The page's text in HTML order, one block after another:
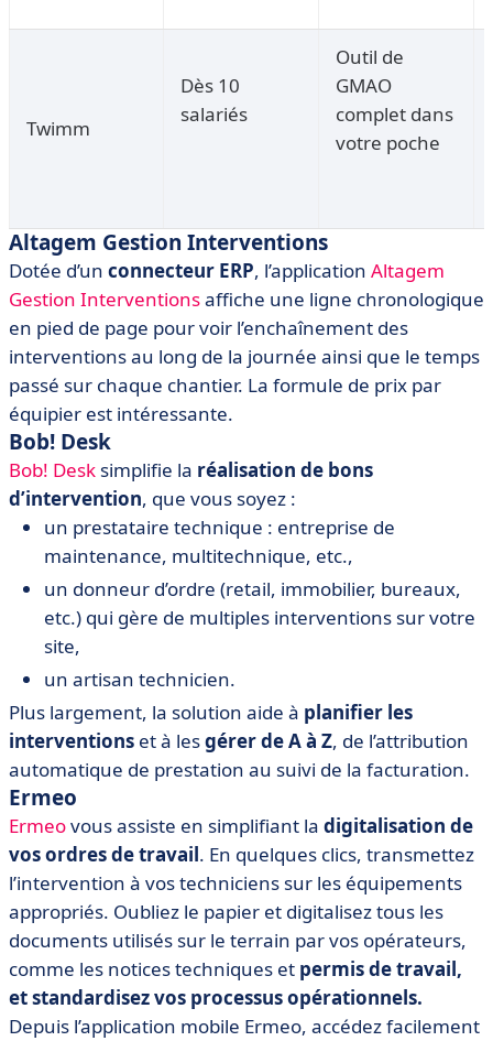
Twimm
Dès 10
salariés
Outil de
GMAO
complet dans
votre poche
Altagem Gestion Interventions
Dotée d’un connecteur ERP, l’application Altagem
Gestion Interventionsaffiche une ligne chronologique
en pied de page pour voir l’enchaînement des
interventions au long de la journée ainsi que le temps
passé sur chaque chantier. La formule de prix par
équipier est intéressante.
Bob! Desk
Bob! Desk simplifie la réalisation de bons
d’intervention, que vous soyez :
un prestataire technique : entreprise de
maintenance, multitechnique, etc.,
un donneur d’ordre (retail, immobilier, bureaux,
etc.) qui gère de multiples interventions sur votre
site,
un artisan technicien.
Plus largement, la solution aide à planifier les
interventions et à lesgérer de A à Z, de l’attribution
automatique de prestation au suivi de la facturation.
Ermeo
Ermeovous assiste en simplifiant la digitalisation de
vos ordres de travail. En quelques clics, transmettez
l’intervention à vos techniciens sur les équipements
appropriés. Oubliez le papier et digitalisez tous les
documents utilisés sur le terrain par vos opérateurs,
comme les notices techniques et permis de travail,
et standardisez vos processus opérationnels.
Depuis l’application mobile Ermeo, accédez facilement